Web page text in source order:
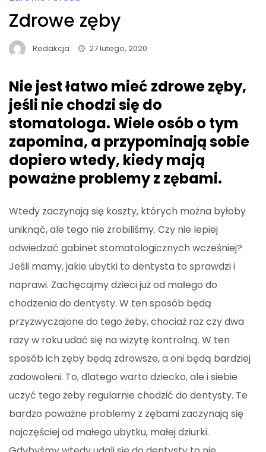
Zdrowe zęby
Redakcja 27 lutego, 2020
Nie jest łatwo mieć zdrowe zęby,
jeśli nie chodzi się do
stomatologa. Wiele osób o tym
zapomina, a przypominają sobie
dopiero wtedy, kiedy mają
poważne problemy z zębami.
Wtedy zaczynają się koszty, których można byłoby
uniknąć, ale tego nie zrobiliśmy. Czy nie lepiej
odwiedzać gabinet stomatologicznych wcześniej?
Jeśli mamy, jakie ubytki to dentysta to sprawdzi i
naprawi. Zachęcajmy dzieci już od małego do
chodzenia do dentysty. W ten sposób będą
przyzwyczajone do tego żeby, chociaż raz czy dwa
razy w roku udać się na wizytę kontrolną. W ten
sposób ich zęby będą zdrowsze, a oni będą bardziej
zadowoleni. To, dlatego warto dziecko, ale i siebie
uczyć tego żeby regularnie chodzić do dentysty. Te
bardzo poważne problemy z zębami zaczynają się
najczęściej od małego ubytku, małej dziurki.